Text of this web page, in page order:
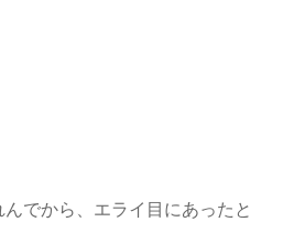
んでから、エライ目にあったと